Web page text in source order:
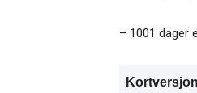
– 1001 dager